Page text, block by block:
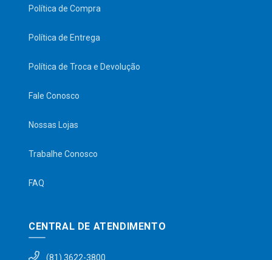
Política de Compra
Política de Entrega
Política de Troca e Devolução
Fale Conosco
Nossas Lojas
Trabalhe Conosco
FAQ
CENTRAL DE ATENDIMENTO
(81) 3622-3800